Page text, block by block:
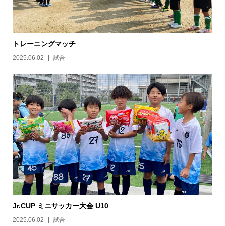
トレーニングマッチ
2025.06.02 試合
Jr.CUP ミニサッカー大会 U10
2025.06.02 試合